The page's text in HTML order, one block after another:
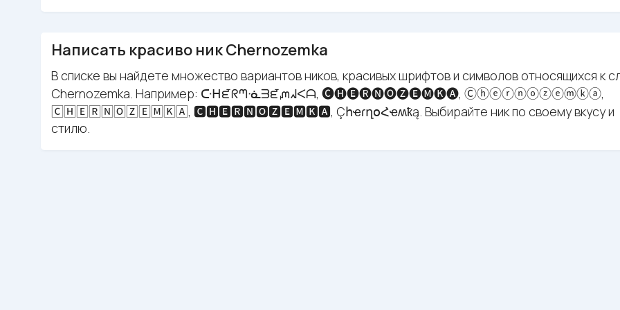
Написать красиво ник Chernozemka
В списке вы найдете множество вариантов ников, красивых шрифтов и символов относящихся к
Chernozemka. Например: ᑢᕼᘿᖇᘉᓍᗱᘿᘻᖽᐸᗩ, 🅒🅗🅔🅡🅝🅞🅩🅔🅜🅚🅐, Ⓒⓗⓔⓡⓝⓞⓩⓔⓜⓚⓐ,
🄲🄷🄴🅁🄽🄾🅉🄴🄼🄺🄰, 🅲🅷🅴🆁🅽🅾🆉🅴🅼🅺🅰, ÇհҽɾղօՀҽʍҟą. Выбирайте ник по своему вкусу и
стилю.